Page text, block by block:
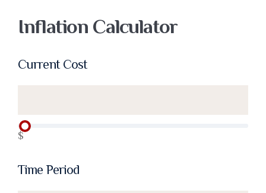
Inflation Calculator
Current Cost
$
Time Period